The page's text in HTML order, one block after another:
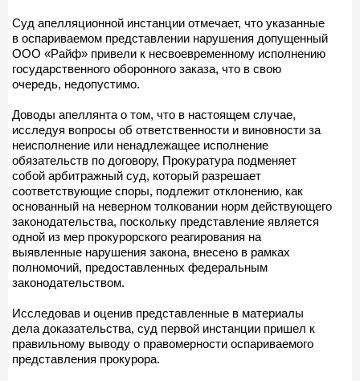
Суд апелляционной инстанции отмечает, что указанные
в оспариваемом представлении нарушения допущенный
ООО «Райф» привели к несвоевременному исполнению
государственного оборонного заказа, что в свою
очередь, недопустимо.
Доводы апеллянта о том, что в настоящем случае,
исследуя вопросы об ответственности и виновности за
неисполнение или ненадлежащее исполнение
обязательств по договору, Прокуратура подменяет
собой арбитражный суд, который разрешает
соответствующие споры, подлежит отклонению, как
основанный на неверном толковании норм действующего
законодательства, поскольку представление является
одной из мер прокурорского реагирования на
выявленные нарушения закона, внесено в рамках
полномочий, предоставленных федеральным
законодательством.
Исследовав и оценив представленные в материалы
дела доказательства, суд первой инстанции пришел к
правильному выводу о правомерности оспариваемого
представления прокурора.